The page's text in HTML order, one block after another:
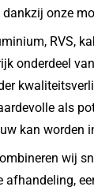
onze
RVS,
onderdeel
als
kan worden
wij